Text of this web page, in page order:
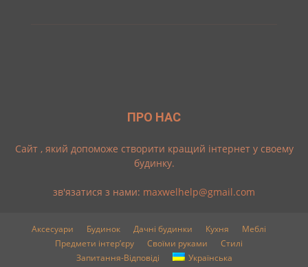
ПРО НАС
Cайт , який допоможе створити кращий інтернет у своему
будинку.
зв'язатися з нами: maxwelhelp@gmail.com
Аксесуари Будинок Дачні будинки Кухня
Меблі
Предмети інтер’єру
Своїми руками
Стилі
Запитання-Відповіді
Українська